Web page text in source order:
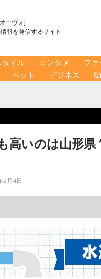
ーヴォ]
報を発信するサイト
タイル エンタメ ファ
ペット ビジネス
高いのは山形
2月4日